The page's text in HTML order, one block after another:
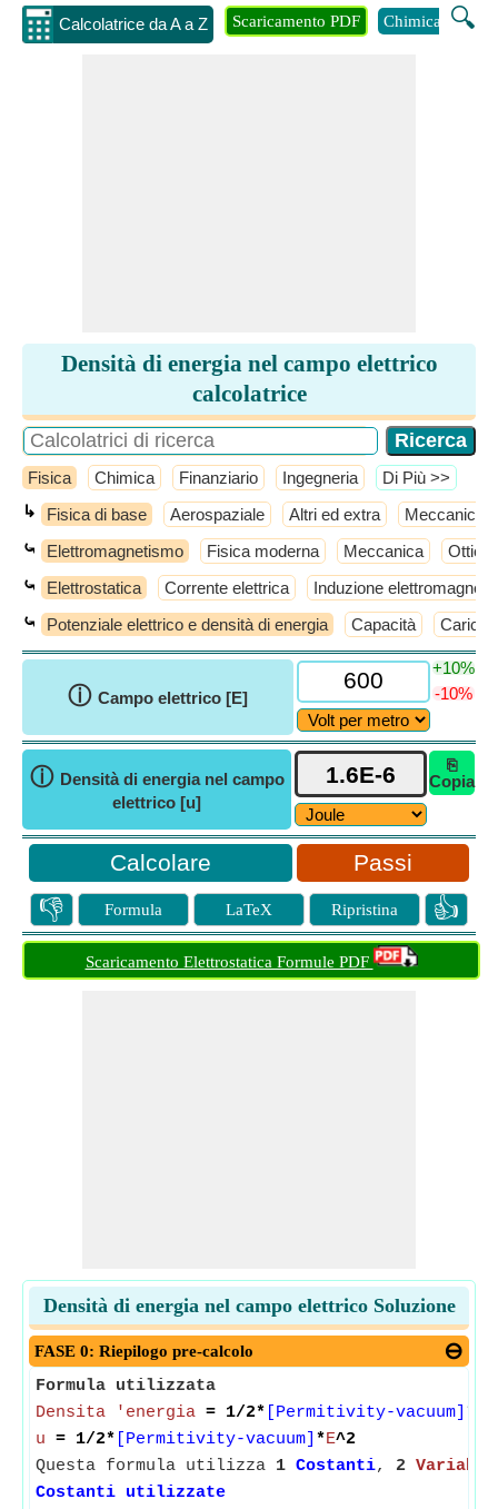
Calcolatrice da A a Z 🔍
Scaricamento PDF Chimica
Densità di energia nel campo elettrico
calcolatrice
Fisica Chimica Finanziario Ingegneria ​Di Più >>
↳ Fisica di base Aerospaziale Altri ed extra Meccanico
⤿ Elettromagnetismo Fisica moderna Meccanica Ottica
⤿ Elettrostatica Corrente elettrica Induzione
⤿ Potenziale elettrico e densità di energia Capacità
ⓘ Campo elettrico [E]
+10%
-10%
ⓘ Densità di energia nel campo
elettrico [u]
⎘
Copia
Passi
👎 Formula LaTeX Ripristina 👍
Scaricamento Elettrostatica Formule PDF
Densità di energia nel campo elettrico Soluzione
FASE 0: Riepilogo pre-calcolo
Formula utilizzata
Densita 'energia = 1/2* [Permitivity-vacuum] *
u = 1/2* [Permitivity-vacuum] *E^2
Questa formula utilizza 1 Costanti, 2
Costanti utilizzate